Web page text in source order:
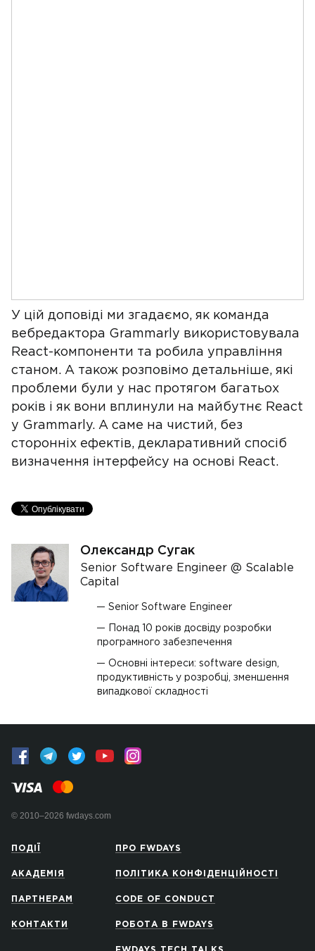
У цій доповіді ми згадаємо, як команда
вебредактора Grammarly використовувала
React-компоненти та робила управління
станом. А також розповімо детальніше, які
проблеми були у нас протягом багатьох
років і як вони вплинули на майбутнє React
у Grammarly. А саме на чистий, без
сторонніх ефектів, декларативний спосіб
визначення інтерфейсу на основі React.
Олександр Сугак
Senior Software Engineer @ Scalable
Capital
Senior Software Engineer
Понад 10 років досвіду розробки
програмного забезпечення
Основні інтереси: software design,
продуктивність у розробці, зменшення
випадкової складності
© 2010–2026 fwdays.com
ПОДІЇ
АКАДЕМІЯ
ПАРТНЕРАМ
КОНТАКТИ
ПРО FWDAYS
ПОЛІТИКА КОНФІДЕНЦІЙНОСТІ
CODE OF CONDUCT
РОБОТА В FWDAYS